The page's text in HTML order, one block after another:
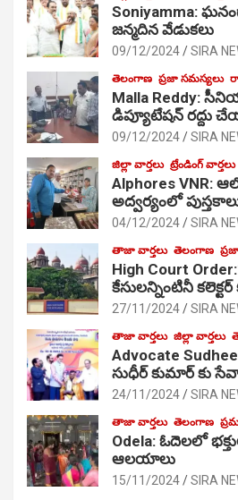
Soniyamma:
జ‌న్మ‌దిన వేడుక‌లు
09/12/2024 SIRA
తెలంగాణ ప్రజా సమస్యలు
Malla Reddy:
డిప్యూటేషన్ రద్దు
09/12/2024 SIRA
జిల్లా వార్తలు ట్రేండింగ్ వార్తలు
Alphores VNR:
అద్వర్యంలో
04/12/2024 SIRA
తాజా వార్తలు తెలంగాణ
High Court
కేసులన్నింటినీ
27/11/2024 SIRA
తాజా వార్తలు జిల్లా వార్తలు
Advocate
సుధీర్ కుమార్ కు
24/11/2024 SIRA
తాజా వార్తలు తెలంగాణ
Odela: ఓదెల‌లో
ఆల‌యాలు
15/11/2024 SIRA